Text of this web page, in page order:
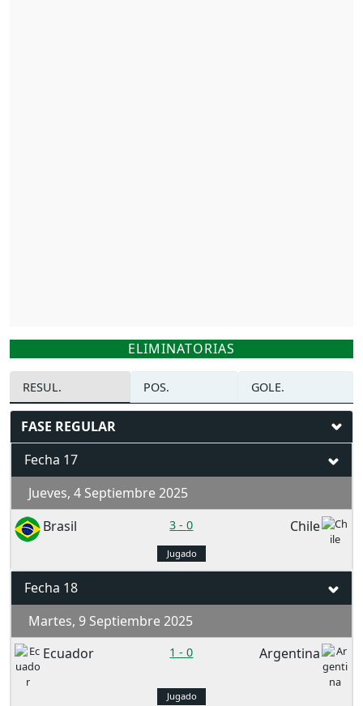
ELIMINATORIAS
RESUL. POS. GOLE.
FASE REGULAR
Fecha 17
Jueves, 4 Septiembre 2025
Brasil
3 -0 Chile
Jugado
Fecha 18
Martes, 9 Septiembre 2025
Ecuador
1 -0 Argentina
Jugado